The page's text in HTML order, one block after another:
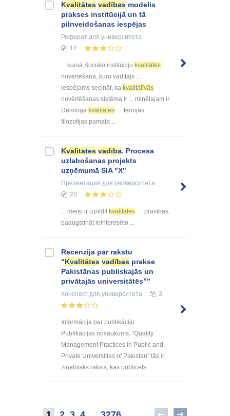
Kvalitātes vadības modelis
prakses institūcijā un tā
pilnveidošanas iespējas
Реферат для университета
14
... kursā Sociālo institūciju kvalitātes
novērtēšana, kuru vadītājs ...
iespējams secināt, ka kvalitatīvās
novērtēšanas sistēma ir ... minētajam ir
Deminga kvalitātes
teorijas
filozofijas pamata ...
Kvalitātes vadība. Procesa
uzlabošanas projekts
uzņēmumā SIA "X"
Презентация для университета
20
... mērķi ir izpildītkvalitātes
prasības,
paaugstināt ieinteresēto ...
Recenzija par rakstu
“Kvalitātes vadības prakse
Pakistānas publiskajās un
privātajās universitātēs”"
Конспект для университета 3
Informācija par publikāciju:
Publikācijas nosaukums: “Quality
Management Practices in Public and
Private Universities of Pakistan” tās ir
zinātnisks raksts, kas publicēts ...